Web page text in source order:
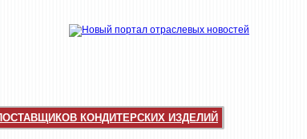
КОНДИТЕРСКИХ ИЗДЕЛИЙ